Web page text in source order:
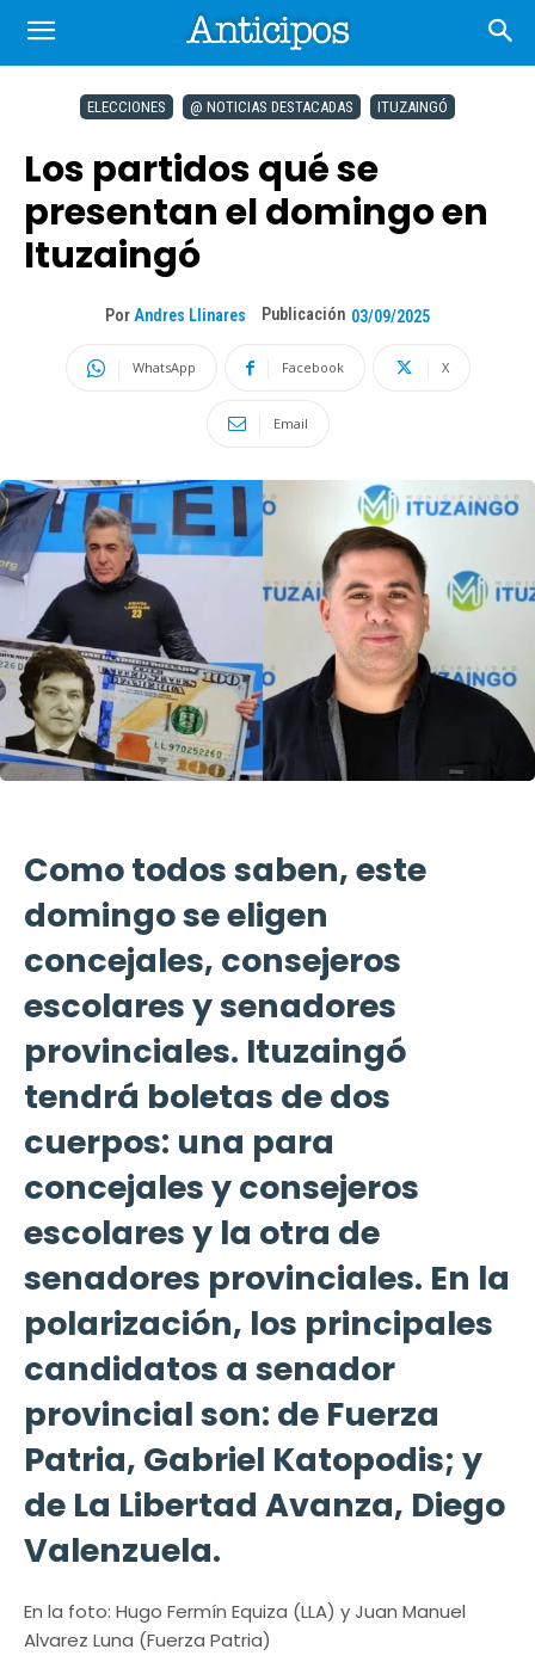
ELECCIONES @ NOTICIAS DESTACADAS ITUZAINGÓ
Los partidos qué se
presentan el domingo en
Ituzaingó
Por Andres Llinares Publicación 03/09/2025
WhatsApp Facebook X
Email
Como todos saben, este
domingo se eligen
concejales, consejeros
escolares y senadores
provinciales. Ituzaingó
tendrá boletas de dos
cuerpos: una para
concejales y consejeros
escolares y la otra de
senadores provinciales. En la
polarización, los principales
candidatos a senador
provincial son: de Fuerza
Patria, Gabriel Katopodis; y
de La Libertad Avanza, Diego
Valenzuela.
En la foto: Hugo Fermín Equiza (LLA) y Juan Manuel
Alvarez Luna (Fuerza Patria)